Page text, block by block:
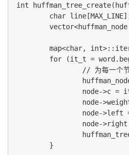
int
char
map<char,
for (it_t =
// 为每一个
node->c =
node-
node->left
node->right
        }